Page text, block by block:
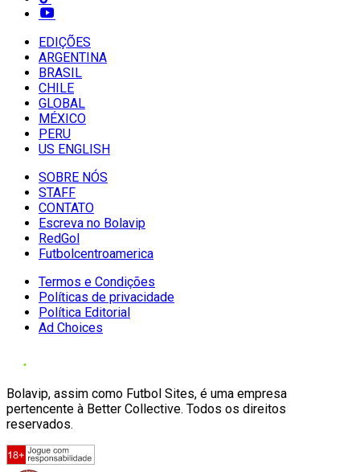
EDIÇÕES
ARGENTINA
BRASIL
CHILE
GLOBAL
MÉXICO
PERU
US ENGLISH
SOBRE NÓS
STAFF
CONTATO
Escreva no Bolavip
RedGol
Futbolcentroamerica
Termos e Condições
Políticas de privacidade
Política Editorial
Ad Choices
Bolavip, assim como Futbol Sites, é uma empresa
pertencente à Better Collective. Todos os direitos
reservados.